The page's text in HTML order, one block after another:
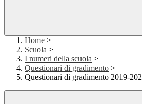
Home >
Scuola >
I numeri della scuola >
Questionari di gradimento >
Questionari di gradimento 2019-